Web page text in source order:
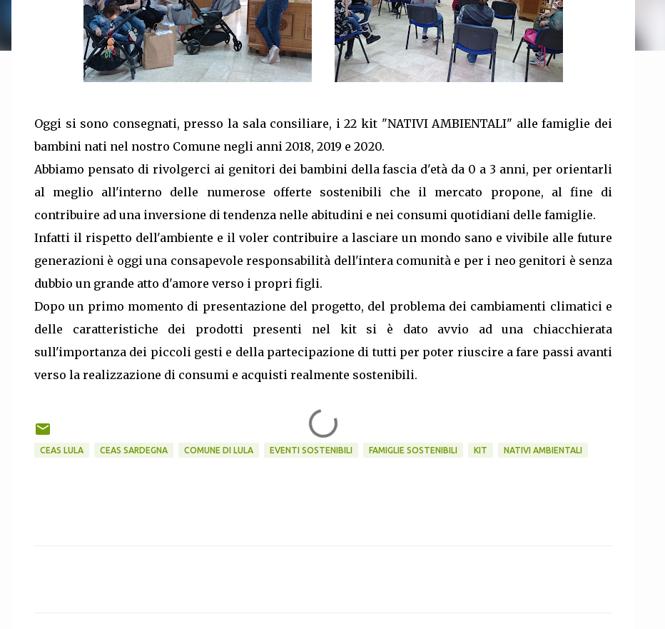
Oggi si sono consegnati, presso la sala consiliare, i 22 kit "NATIVI AMBIENTALI" alle famiglie dei
bambini nati nel nostro Comune negli anni 2018, 2019 e 2020.
Abbiamo pensato di rivolgerci ai genitori dei bambini della fascia d'età da 0 a 3 anni, per orientarli
al meglio all'interno delle numerose offerte sostenibili che il mercato propone, al fine di
contribuire ad una inversione di tendenza nelle abitudini e nei consumi quotidiani delle famiglie.
Infatti il rispetto dell'ambiente e il voler contribuire a lasciare un mondo sano e vivibile alle future
generazioni è oggi una consapevole responsabilità dell'intera comunità e per i neo genitori è senza
dubbio un grande atto d'amore verso i propri figli.
Dopo un primo momento di presentazione del progetto, del problema dei cambiamenti climatici e
delle caratteristiche dei prodotti presenti nel kit si è dato avvio ad una chiacchierata
sull'importanza dei piccoli gesti e della partecipazione di tutti per poter riuscire a fare passi avanti
verso la realizzazione di consumi e acquisti realmente sostenibili.
CEAS LULA CEAS SARDEGNA COMUNE DI LULA EVENTI SOSTENIBILI FAMIGLIE SOSTENIBILI KIT NATIVI AMBIENTALI